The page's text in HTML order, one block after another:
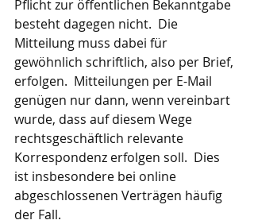
Pflicht zur öffentlichen Bekanntgabe
besteht dagegen nicht.  Die
Mitteilung muss dabei für
gewöhnlich schriftlich, also per Brief,
erfolgen.  Mitteilungen per E-Mail
genügen nur dann, wenn vereinbart
wurde, dass auf diesem Wege
rechtsgeschäftlich relevante
Korrespondenz erfolgen soll.  Dies
ist insbesondere bei online
abgeschlossenen Verträgen häufig
der Fall.